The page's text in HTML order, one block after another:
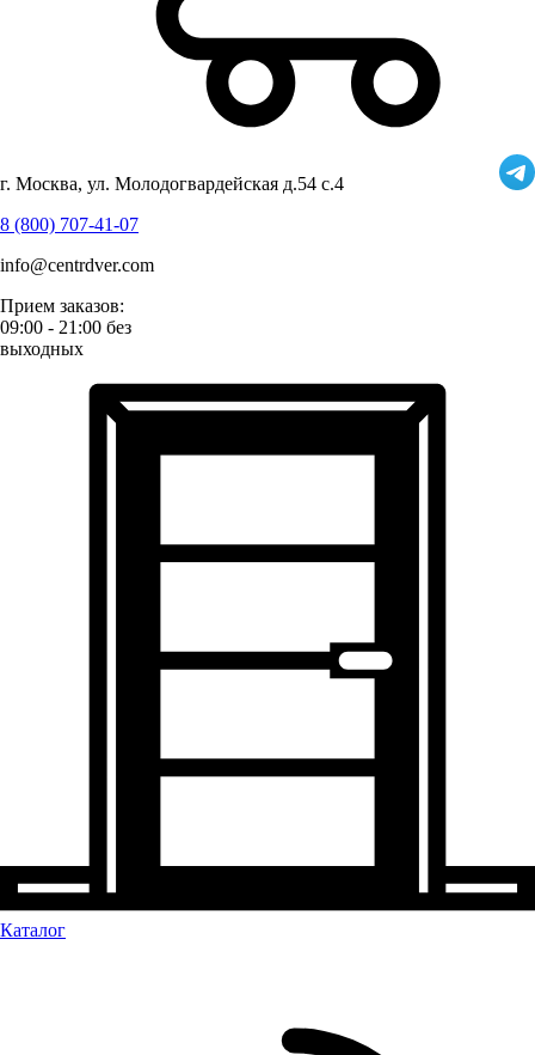
г. Москва, ул. Молодогвардейская д.54 с.4
8 (800) 707-41-07
info@centrdver.com
Прием заказов:
09:00 - 21:00 без
выходных
Каталог